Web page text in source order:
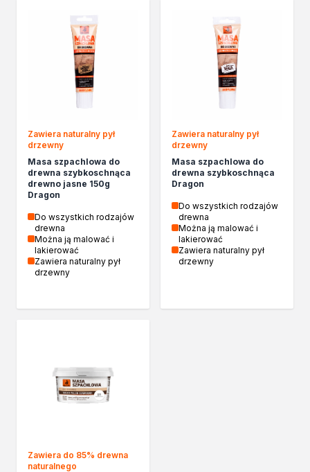
Zawiera naturalny pył
drzewny
Masa szpachlowa do
drewna szybkoschnąca
drewno jasne 150g
Dragon
Do wszystkich rodzajów
drewna
Można ją malować i
lakierować
Zawiera naturalny pył
drzewny
Zawiera naturalny pył
drzewny
Masa szpachlowa do
drewna szybkoschnąca
Dragon
Do wszystkich rodzajów
drewna
Można ją malować i
lakierować
Zawiera naturalny pył
drzewny
Zawiera do 85% drewna
naturalnego